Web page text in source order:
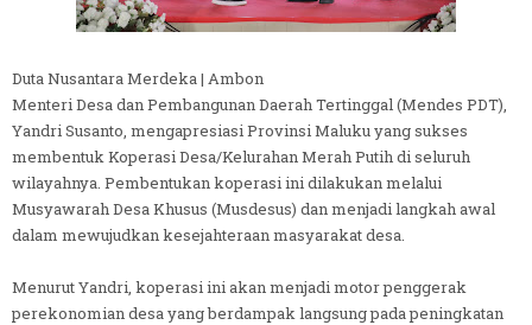
Duta Nusantara Merdeka | Ambon
Menteri Desa dan Pembangunan Daerah Tertinggal (Mendes PDT),
Yandri Susanto, mengapresiasi Provinsi Maluku yang sukses
membentuk Koperasi Desa/Kelurahan Merah Putih di seluruh
wilayahnya. Pembentukan koperasi ini dilakukan melalui
Musyawarah Desa Khusus (Musdesus) dan menjadi langkah awal
dalam mewujudkan kesejahteraan masyarakat desa.
Menurut Yandri, koperasi ini akan menjadi motor penggerak
perekonomian desa yang berdampak langsung pada peningkatan